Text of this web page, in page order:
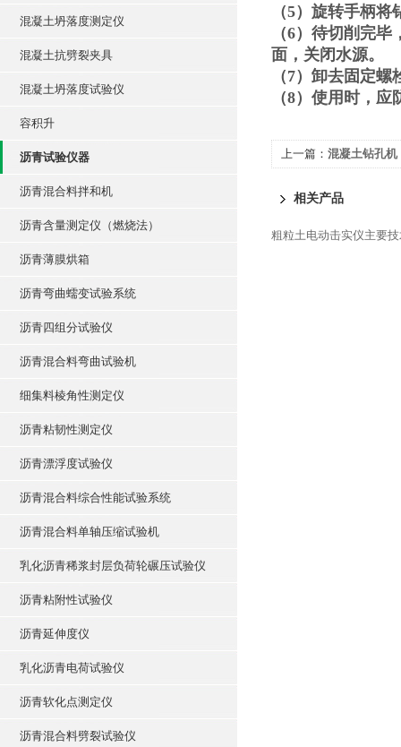
混凝土坍落度测定仪
混凝土抗劈裂夹具
混凝土坍落度试验仪
容积升
沥青试验仪器
沥青混合料拌和机
沥青含量测定仪（燃烧法）
沥青薄膜烘箱
沥青弯曲蠕变试验系统
沥青四组分试验仪
沥青混合料弯曲试验机
细集料棱角性测定仪
沥青粘韧性测定仪
沥青漂浮度试验仪
沥青混合料综合性能试验系统
沥青混合料单轴压缩试验机
乳化沥青稀浆封层负荷轮碾压试验仪
沥青粘附性试验仪
沥青延伸度仪
乳化沥青电荷试验仪
沥青软化点测定仪
沥青混合料劈裂试验仪
（5）旋转手柄
（6）待切削完
面，关闭水源。
（7）卸去固定
（8）使用时，
上一篇： 混凝土钻孔机
相关产品
粗粒土电动击实仪主要